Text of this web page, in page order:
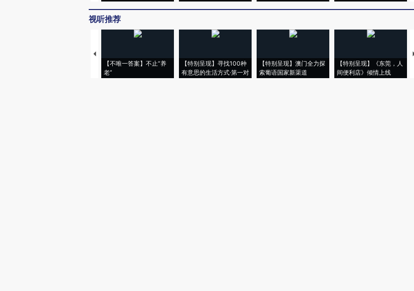
视听推荐
【不唯一答案】不止“养
老”
【特别呈现】寻找100种
有意思的生活方式·第一对
【特别呈现】澳门全力探
索葡语国家新渠道
【特别呈现】《东莞，人
间便利店》倾情上线